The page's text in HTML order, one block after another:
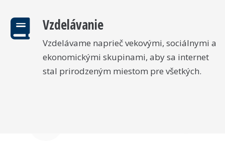
Vzdelávanie
Vzdelávame naprieč vekovými, sociálnymi a
ekonomickými skupinami, aby sa internet
stal prirodzeným miestom pre všetkých.